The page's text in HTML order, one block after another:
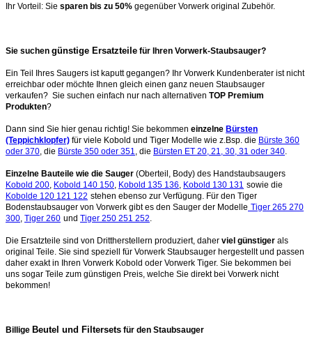
Ihr Vorteil: Sie sparen bis zu 50% gegenüber Vorwerk original Zubehör.
Sie suchen günstige Ersatzteile für Ihren Vorwerk-Staubsauger?
Ein Teil Ihres Saugers ist kaputt gegangen? Ihr Vorwerk Kundenberater ist nicht
erreichbar oder möchte Ihnen gleich einen ganz neuen Staubsauger
verkaufen? Sie suchen einfach nur nach alternativen TOP Premium
Produkten?
Dann sind Sie hier genau richtig! Sie bekommen einzelne Bürsten
(Teppichklopfer) für viele Kobold und Tiger Modelle wie z.Bsp. die Bürste 360
oder 370 , die Bürste 350 oder 351 , die Bürsten ET 20, 21, 30, 31 oder 340
Einzelne Bauteile wie die Sauger (Oberteil, Body) des Handstaubsaugers
Kobold 200 Kobold 140 150 Kobold 135 136 Kobold 130 131 sowie die
Kobolde 120 121 122 stehen ebenso zur Verfügung. Für den Tiger
Bodenstaubsauger von Vorwerk gibt es den Sauger der Modelle Tiger 265 270
300 Tiger 260 und Tiger 250 251 252
Die Ersatzteile sind von Drittherstellern produziert, daher viel günstiger als
original Teile. Sie sind speziell für Vorwerk Staubsauger hergestellt und passen
daher exakt in Ihren Vorwerk Kobold oder Vorwerk Tiger. Sie bekommen bei
uns sogar Teile zum günstigen Preis, welche Sie direkt bei Vorwerk nicht
bekommen!
Billige Beutel und Filtersets für den Staubsauger